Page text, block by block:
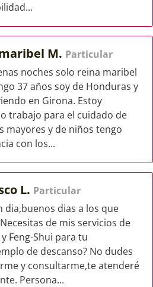
M. Particular
noches solo reina maribel
37 años soy de Honduras y
en Girona. Estoy
trabajo para el cuidado de
mayores y de niños tengo
con los...
L. Particular
dia,buenos dias a los que
de mis servicios de
Feng-Shui para tu
de descanso? No dudes
y consultarme,te atenderé
Persona...